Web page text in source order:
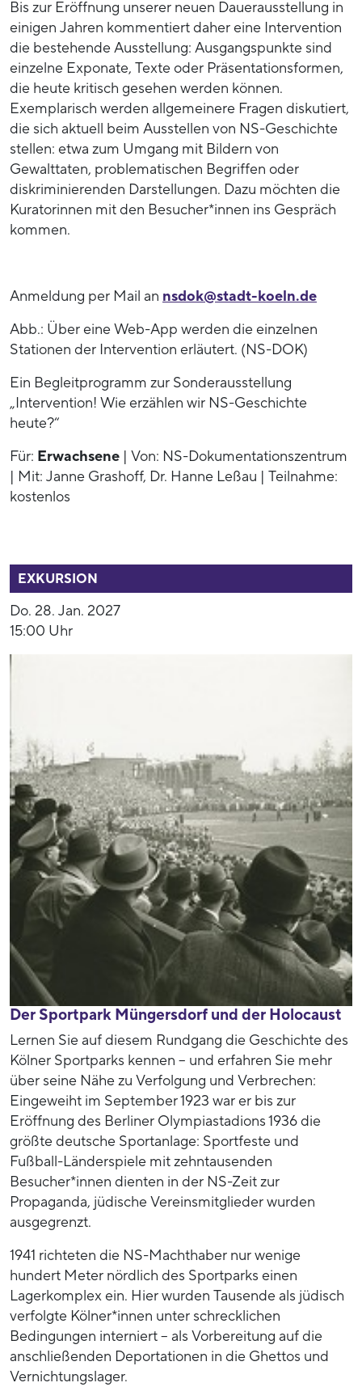
Bis zur Eröffnung unserer neuen Dauerausstellung in
einigen Jahren kommentiert daher eine Intervention
die bestehende Ausstellung: Ausgangspunkte sind
einzelne Exponate, Texte oder Präsentationsformen,
die heute kritisch gesehen werden können.
Exemplarisch werden allgemeinere Fragen diskutiert,
die sich aktuell beim Ausstellen von NS-Geschichte
stellen: etwa zum Umgang mit Bildern von
Gewalttaten, problematischen Begriffen oder
diskriminierenden Darstellungen. Dazu möchten die
Kuratorinnen mit den Besucher*innen ins Gespräch
kommen.
Anmeldung per Mail an nsdok@stadt-koeln.de
Abb.: Über eine Web-App werden die einzelnen
Stationen der Intervention erläutert. (NS-DOK)
Ein Begleitprogramm zur Sonderausstellung
„Intervention! Wie erzählen wir NS-Geschichte
heute?“
Für: Erwachsene | Von: NS-Dokumentationszentrum
| Mit: Janne Grashoff, Dr. Hanne Leßau | Teilnahme:
kostenlos
EXKURSION
Do. 28. Jan. 2027
15:00 Uhr
Der Sportpark Müngersdorf und der Holocaust
Lernen Sie auf diesem Rundgang die Geschichte des
Kölner Sportparks kennen – und erfahren Sie mehr
über seine Nähe zu Verfolgung und Verbrechen:
Eingeweiht im September 1923 war er bis zur
Eröffnung des Berliner Olympiastadions 1936 die
größte deutsche Sportanlage: Sportfeste und
Fußball-Länderspiele mit zehntausenden
Besucher*innen dienten in der NS-Zeit zur
Propaganda, jüdische Vereinsmitglieder wurden
ausgegrenzt.
1941 richteten die NS-Machthaber nur wenige
hundert Meter nördlich des Sportparks einen
Lagerkomplex ein. Hier wurden Tausende als jüdisch
verfolgte Kölner*innen unter schrecklichen
Bedingungen interniert – als Vorbereitung auf die
anschließenden Deportationen in die Ghettos und
Vernichtungslager.